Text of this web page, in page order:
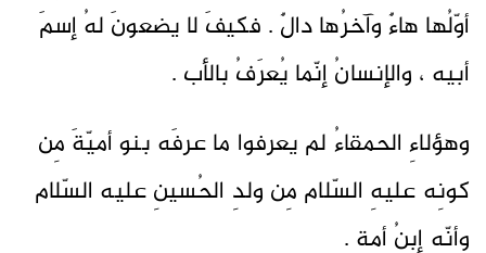
أوّلُها هاءٌ وآخرُها دالٌ . فكيفَ لا يضعونَ لهُ إسمَ
أبيه ، والإنسانُ إنّما يُعرَفُ بالأب .
وهؤلاءِ الحمقاءُ لم يعرفوا ما عرفَه بنو أميّةَ مِن
كونِه عليهِ السّلام مِن ولدِ الحُسينِ عليه السّلام
وأنّه إبنُ أمة .